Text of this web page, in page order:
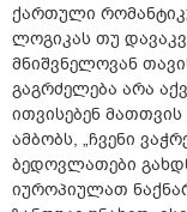
ქართული
ლოგიკას თუ
მნიშვნელოვან
გაგრძელება არა
ითვისებენ
ამბობს, „ჩვენი
ბედოვლათები
იუროპიულათ